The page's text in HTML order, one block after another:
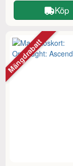
Köp
Mängdrabatt